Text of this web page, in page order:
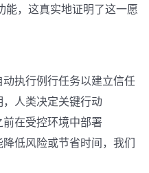
能，这真实地证明了这一愿
动执行例行任务以建立信任
，人类决定关键行动
前在受控环境中部署
低风险或节省时间，我们